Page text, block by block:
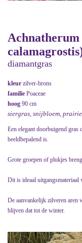
Achnatherum
diamantgras
kleur zilver-brons
familie Poaceae
hoog 90 cm
siergras, snijbloem,
Een elegant doorbuigend gras
beeldbepalend is.
Grote groepen of plukjes
Dit is ideaal
De aanvankelijk zilveren aren
blijven dat tot de winter.